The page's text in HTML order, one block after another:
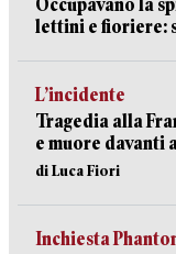
Occupavano la
lettini e fioriere:
L’incidente
Tragedia alla
e muore davanti
di Luca Fiori
Inchiesta